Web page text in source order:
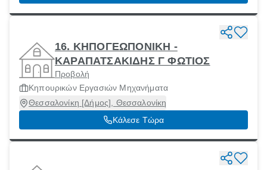
16. ΚΗΠΟΓΕΩΠΟΝΙΚΗ -
ΚΑΡΑΠΑΤΣΑΚΙΔΗΣ Γ ΦΩΤΙΟΣ
Προβολή
Κηπουρικών Εργασιών Μηχανήματα
Θεσσαλονίκη [Δήμος], Θεσσαλονίκη
Κάλεσε Τώρα